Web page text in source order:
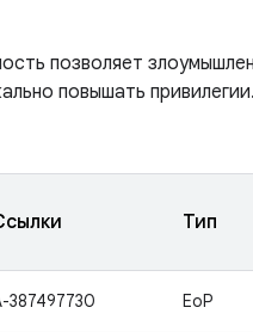
позволяет
повышать
Тип
387497730 EoP